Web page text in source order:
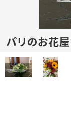
パリのお花